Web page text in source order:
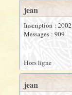
jean
Inscription : 2002
Messages : 909
Hors ligne
jean